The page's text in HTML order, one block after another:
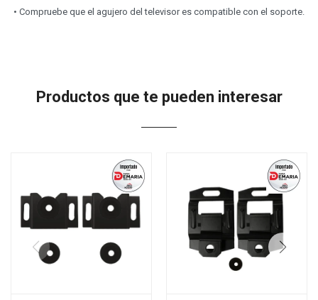
• Compruebe que el agujero del televisor es compatible con el soporte.
Productos que te pueden interesar